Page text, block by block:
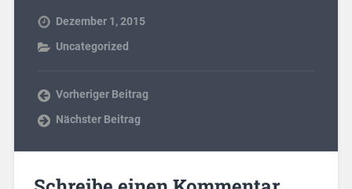
Dezember 1, 2015
Uncategorized
Vorheriger Beitrag
Nächster Beitrag